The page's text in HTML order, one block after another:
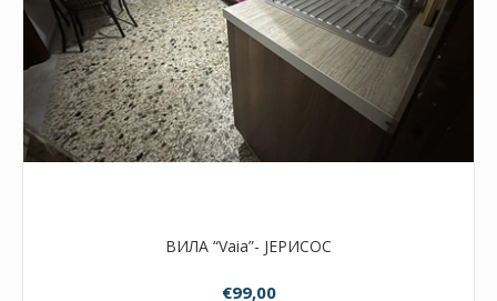
ВИЛА “Vaia”- ЈЕРИСОС
€99,00